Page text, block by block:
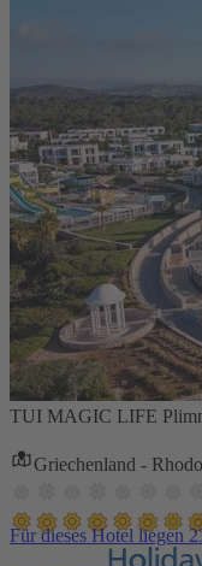
TUI MAGIC LIFE
Griechenland -
Für dieses Hotel liegen